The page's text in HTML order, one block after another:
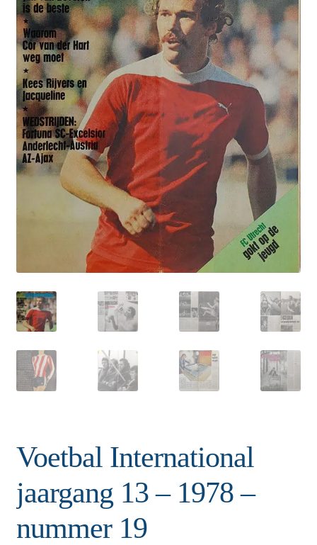
Wie is puntertje
Puntertjes
Contact
Voetbal International
jaargang 13 – 1978 –
nummer 19